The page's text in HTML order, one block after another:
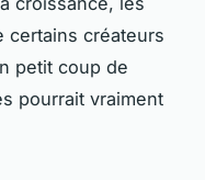
certains créateurs
petit coup de
pourrait vraiment